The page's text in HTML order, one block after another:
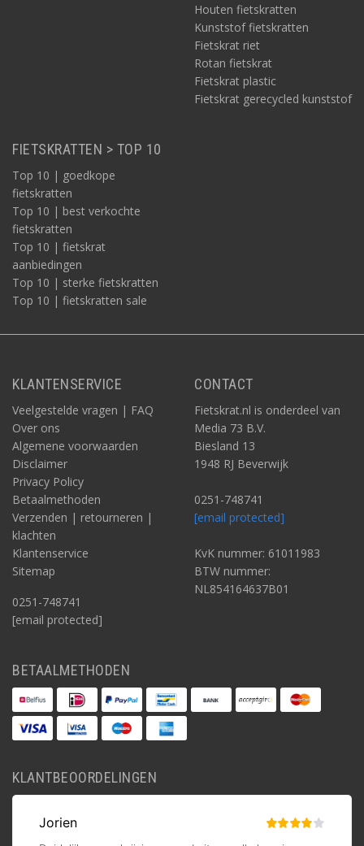
Houten fietskratten
Kunststof fietskratten
Fietskrat riet
Rotan fietskrat
Fietskrat plastic
Fietskrat gerecycled kunststof
FIETSKRATTEN > TOP 10
Top 10 | goedkope
fietskratten
Top 10 | best verkochte
fietskratten
Top 10 | fietskrat
aanbiedingen
Top 10 | sterke fietskratten
Top 10 | fietskratten sale
KLANTENSERVICE
Veelgestelde vragen | FAQ
Over ons
Algemene voorwaarden
Disclaimer
Privacy Policy
Betaalmethoden
Verzenden | retourneren |
klachten
Klantenservice
Sitemap
0251-748741
[email protected]
CONTACT
Fietskrat.nl is onderdeel van
Media 73 B.V.
Biesland 13
1948 RJ Beverwijk
0251-748741
[email protected]
KvK nummer: 61011983
BTW nummer:
NL854164637B01
BETAALMETHODEN
KLANTBEOORDELINGEN